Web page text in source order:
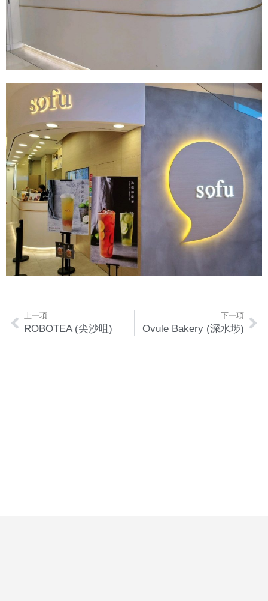
上一項
ROBOTEA (尖沙咀)
下一項
Ovule Bakery (深水埗)